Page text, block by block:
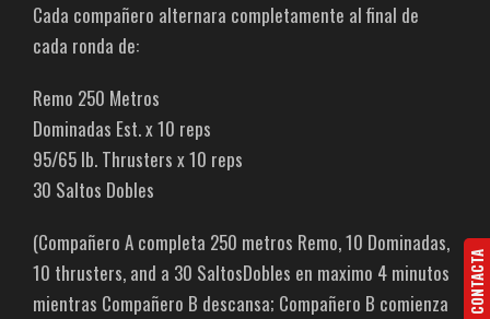
Cada compañero alternara completamente al final de
cada ronda de:
Remo 250 Metros
Dominadas Est. x 10 reps
95/65 lb. Thrusters x 10 reps
30 Saltos Dobles
(Compañero A completa 250 metros Remo, 10 Dominadas,
10 thrusters, and a 30 SaltosDobles en maximo 4 minutos
mientras Compañero B descansa; Compañero B comienza
CONTACTA